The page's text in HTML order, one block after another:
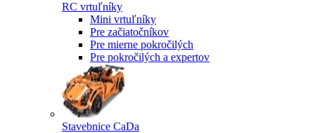
RC vrtuľníky
Mini vrtuľníky
Pre začiatočníkov
Pre mierne pokročilých
Pre pokročilých a expertov
Stavebnice CaDa